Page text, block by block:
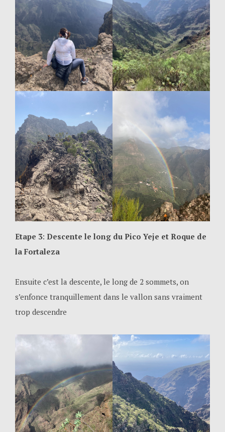
Etape 3: Descente le long du Pico Yeje et Roque de
la Fortaleza
Ensuite c’est la descente, le long de 2 sommets, on
s’enfonce tranquillement dans le vallon sans vraiment
trop descendre